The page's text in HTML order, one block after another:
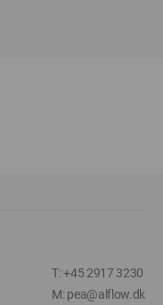
T: +45 2917 3230
M: pea@alflow.dk